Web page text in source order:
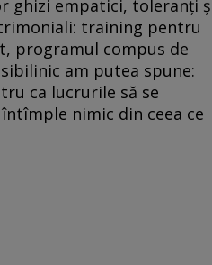
ghizi empatici, toleranţi
training pentru
programul compus de
am putea spune:
ca lucrurile să se
nimic din ceea ce